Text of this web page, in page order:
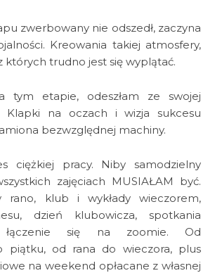
zwerbowany nie odszedł, zaczyna
Kreowania takiej atmosfery,
których trudno jest się wyplątać.
tym etapie, odeszłam ze swojej
Klapki na oczach i wizja sukcesu
bezwzględnej machiny.
ciężkiej pracy. Niby samodzielny
zajęciach MUSIAŁAM być.
rano, klub i wykłady wieczorem,
dzień klubowicza, spotkania
łączenie się na zoomie. Od
piątku, od rana do wieczora, plus
na weekend opłacane z własnej